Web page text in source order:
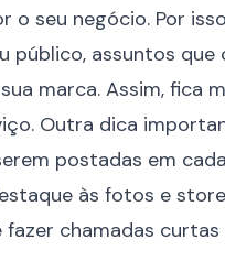
o seu negócio. Por
público, assuntos
marca. Assim, fica
Outra dica
postadas em
às fotos e
fazer chamadas